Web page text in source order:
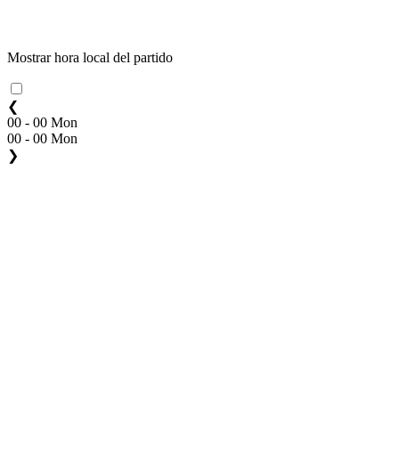
Mostrar hora local del partido
❮
00 - 00 Mon
00 - 00 Mon
❯